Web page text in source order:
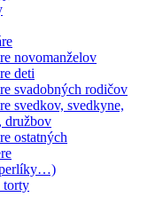
novomanželov
deti
svadobných rodičov
svedkov, svedkyne,
družbov
ostatných
torty